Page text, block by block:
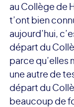
au Collège de
t’ont bien
aujourd’hui,
départ du
parce qu’elles
une autre de
départ du
beaucoup de